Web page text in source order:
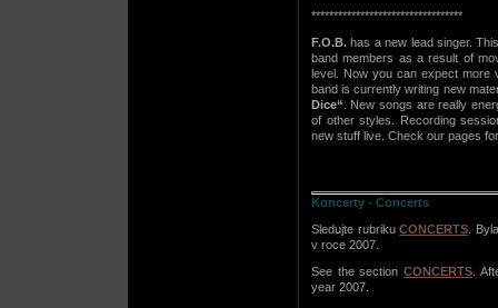
**********************************
F.O.B.has a new lead singer.
band members as a result of
level. Now you can expect more
band is currently writing new
Dice“ . New songs are really
of other styles. Recording
new stuff live. Check our pages
Koncerty - Concerts
Sledujte rubrikuCONCERTS .
v roce 2007.
See the sectionCONCERTS .
year 2007.